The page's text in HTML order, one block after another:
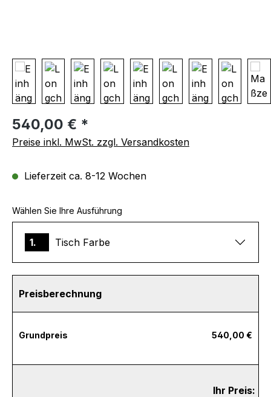
Regulärer Preis:
540,00 € *
Preise inkl. MwSt. zzgl. Versandkosten
Lieferzeit ca. 8-12 Wochen
Wählen Sie Ihre Ausführung
1. Tisch Farbe
Preisberechnung
Grundpreis 540,00 €
Ihr Preis: